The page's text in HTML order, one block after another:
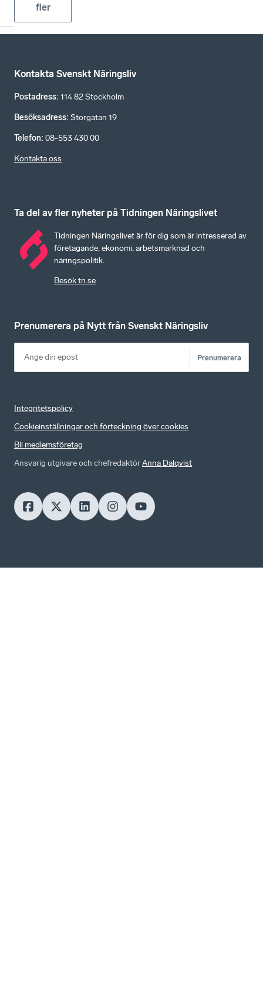
fler
Kontakta Svenskt Näringsliv
Postadress: 114 82 Stockholm
Besöksadress: Storgatan 19
Telefon: 08-553 430 00
Kontakta oss
Ta del av fler nyheter på Tidningen Näringslivet
Tidningen Näringslivet är för dig som är intresserad av
företagande, ekonomi, arbetsmarknad och
näringspolitik.
Besök tn.se
Prenumerera på Nytt från Svenskt Näringsliv
Prenumerera
Integritetspolicy
Cookieinställningar och förteckning över cookies
Bli medlemsföretag
Ansvarig utgivare och chefredaktörAnna Dalqvist